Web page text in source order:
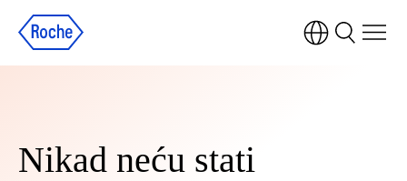
Nikad neću stati